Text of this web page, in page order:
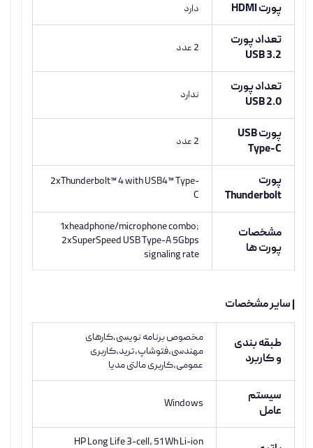
پورت HDMI دارد
تعداد پورت
USB 3.2
2 عدد
تعداد پورت
USB 2.0
ندارد
پورت USB
Type-C
2 عدد
پورت
Thunderbolt
2xThunderbolt™ 4 with USB4™ Type-
C
مشخصات
پورت ها
1xheadphone/microphone combo;
2xSuperSpeed USB Type-A 5Gbps
signaling rate
| سایر مشخصات
طبقه بندی
و کاربرد
مخصوص برنامه نویسی،کارهای
مهندسی،فتوشاپ،ترید،کاربری
عمومی،کاربری مالتی مدیا
سیستم
عامل
Windows
HP Long Life 3-cell, 51 Wh Li-ion